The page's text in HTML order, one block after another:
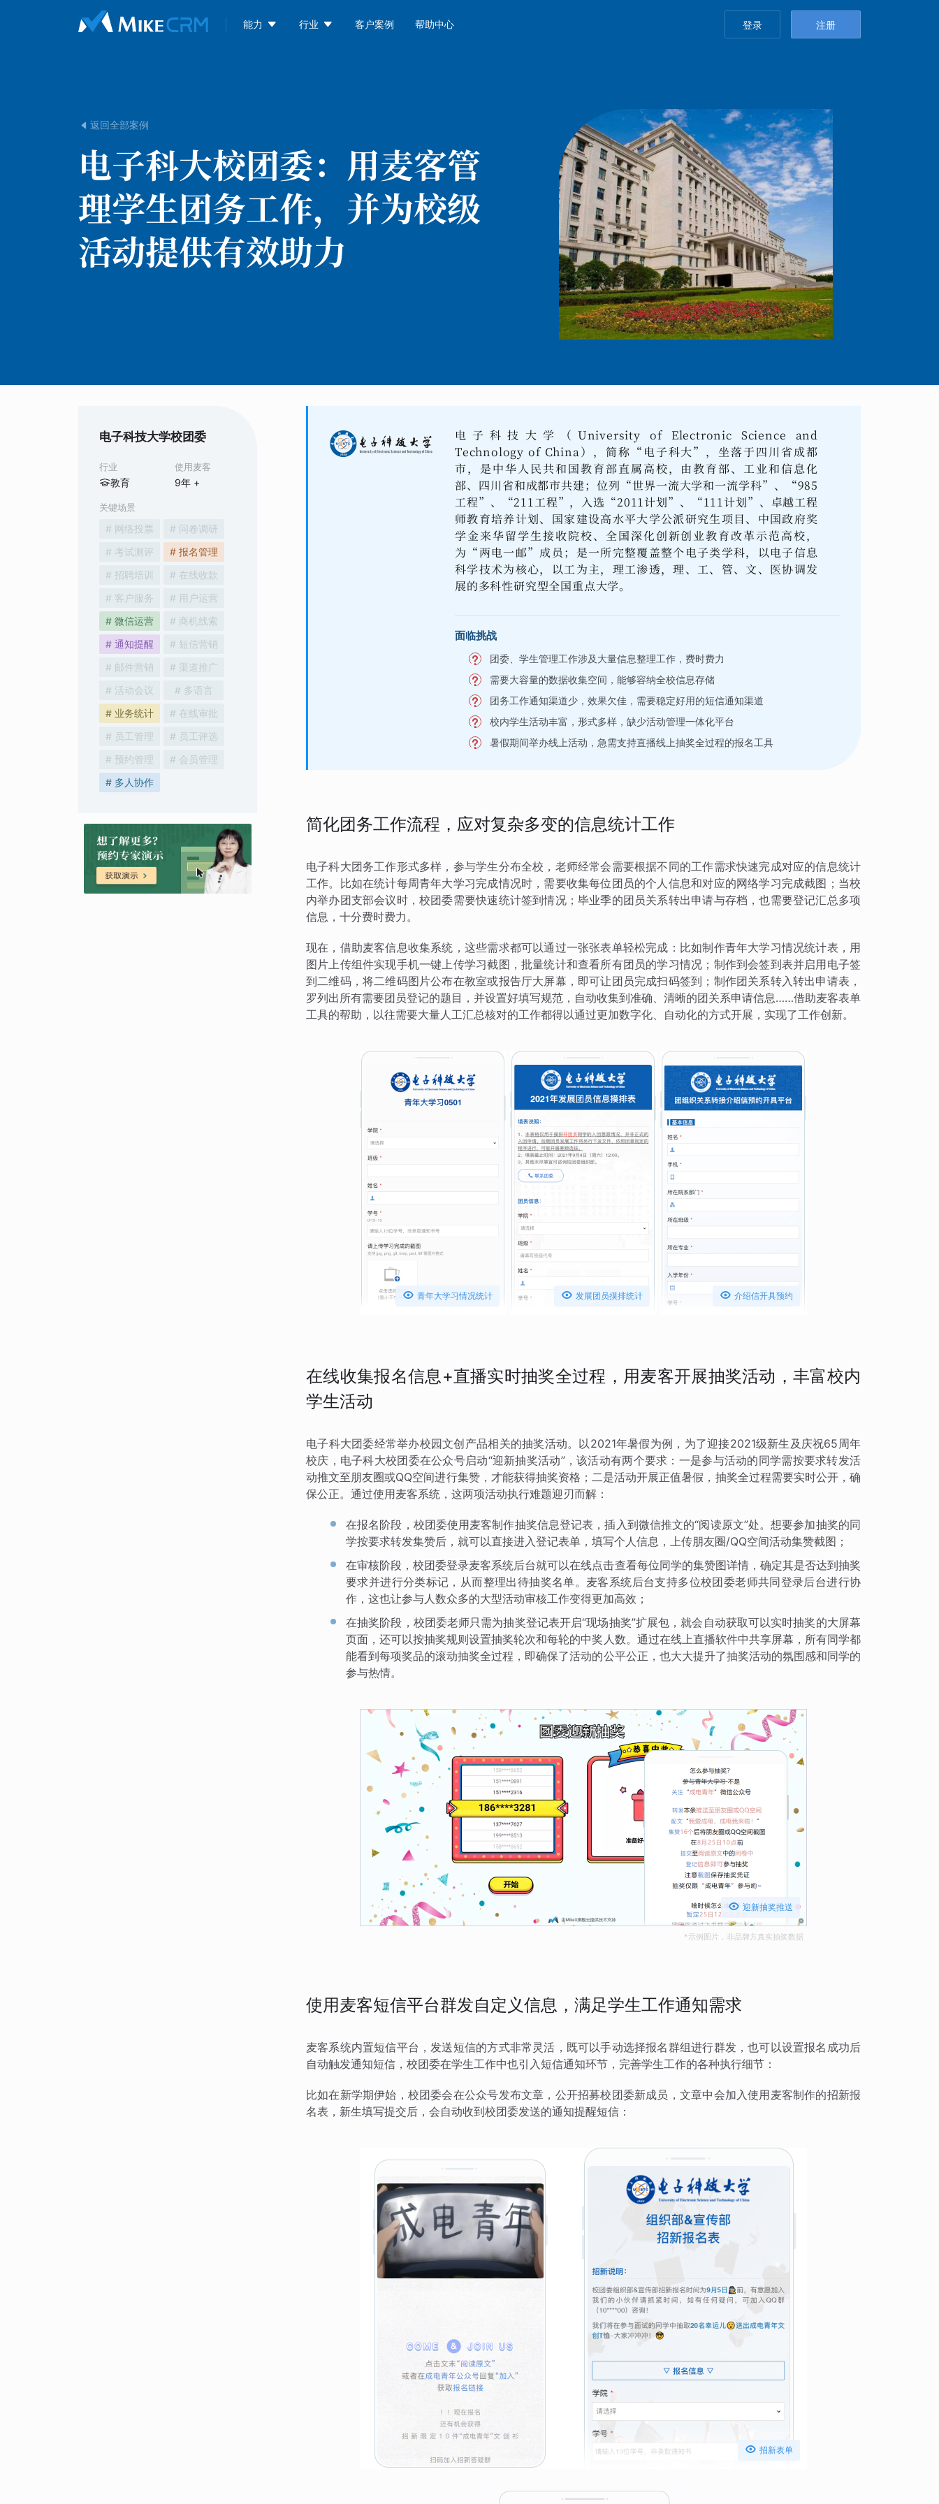
能力  行业  客户案例 帮助中心 登录 注册
 返回全部案例
电子科大校团委： 用麦客管
理学生团务工作，并为校级
活动提供有效助力
电子科技大学校团委
行业
教育
使用麦客
9年 +
关键场景
# 网络投票
# 问卷调研
# 考试测评
# 报名管理
# 招聘培训
# 在线收款
# 客户服务
# 用户运营
# 微信运营
# 商机线索
# 通知提醒
# 短信营销
# 邮件营销
# 渠道推广
# 活动会议
# 多语言
# 业务统计
# 在线审批
# 员工管理
# 员工评选
# 预约管理
# 会员管理
# 多人协作
电子科技大学（University of Electronic Science and
Technology of China），简称“电子科大”，坐落于四川省成都
市，是中华人民共和国教育部直属高校，由教育部、工业和信息化
部、四川省和成都市共建；位列“世界一流大学和一流学科”、“985
工程”、“211工程”，入选“2011计划”、“111计划”、卓越工程
师教育培养计划、国家建设高水平大学公派研究生项目、中国政府奖
学金来华留学生接收院校、全国深化创新创业教育改革示范高校，
为“两电一邮”成员；是一所完整覆盖整个电子类学科，以电子信息
科学技术为核心，以工为主，理工渗透，理、工、管、文、医协调发
展的多科性研究型全国重点大学。
面临挑战
团委、学生管理工作涉及大量信息整理工作，费时费力
需要大容量的数据收集空间，能够容纳全校信息存储
团务工作通知渠道少，效果欠佳，需要稳定好用的短信通知渠道
校内学生活动丰富，形式多样，缺少活动管理一体化平台
暑假期间举办线上活动，急需支持直播线上抽奖全过程的报名工具
简化团务工作流程，应对复杂多变的信息统计工作
电子科大团务工作形式多样，参与学生分布全校，老师经常会需要根据不同的工作需求快速完成对应的信息统计
工作。比如在统计每周青年大学习完成情况时，需要收集每位团员的个人信息和对应的网络学习完成截图；当校
内举办团支部会议时，校团委需要快速统计签到情况；毕业季的团员关系转出申请与存档，也需要登记汇总多项
信息，十分费时费力。
现在，借助麦客信息收集系统，这些需求都可以通过一张张表单轻松完成：比如制作青年大学习情况统计表，用
图片上传组件实现手机一键上传学习截图，批量统计和查看所有团员的学习情况；制作到会签到表并启用电子签
到二维码，将二维码图片公布在教室或报告厅大屏幕，即可让团员完成扫码签到；制作团关系转入转出申请表，
罗列出所有需要团员登记的题目，并设置好填写规范，自动收集到准确、清晰的团关系申请信息……借助麦客表单
工具的帮助，以往需要大量人工汇总核对的工作都得以通过更加数字化、自动化的方式开展，实现了工作创新。
 青年大学习情况统计  发展团员摸排统计  介绍信开具预约
在线收集报名信息+直播实时抽奖全过程，用麦客开展抽奖活动，丰富校内
学生活动
电子科大团委经常举办校园文创产品相关的抽奖活动。以2021年暑假为例，为了迎接2021级新生及庆祝65周年
校庆，电子科大校团委在公众号启动“迎新抽奖活动”，该活动有两个要求：一是参与活动的同学需按要求转发活
动推文至朋友圈或QQ空间进行集赞，才能获得抽奖资格；二是活动开展正值暑假，抽奖全过程需要实时公开，确
保公正。通过使用麦客系统，这两项活动执行难题迎刃而解：
在报名阶段，校团委使用麦客制作抽奖信息登记表，插入到微信推文的“阅读原文”处。想要参加抽奖的同
学按要求转发集赞后，就可以直接进入登记表单，填写个人信息，上传朋友圈/QQ空间活动集赞截图；
在审核阶段，校团委登录麦客系统后台就可以在线点击查看每位同学的集赞图详情，确定其是否达到抽奖
要求并进行分类标记，从而整理出待抽奖名单。麦客系统后台支持多位校团委老师共同登录后台进行协
作，这也让参与人数众多的大型活动审核工作变得更加高效；
在抽奖阶段，校团委老师只需为抽奖登记表开启“现场抽奖”扩展包，就会自动获取可以实时抽奖的大屏幕
页面，还可以按抽奖规则设置抽奖轮次和每轮的中奖人数。通过在线上直播软件中共享屏幕，所有同学都
能看到每项奖品的滚动抽奖全过程，即确保了活动的公平公正，也大大提升了抽奖活动的氛围感和同学的
参与热情。
 迎新抽奖推送
*示例图片，非品牌方真实抽奖数据
使用麦客短信平台群发自定义信息，满足学生工作通知需求
麦客系统内置短信平台，发送短信的方式非常灵活，既可以手动选择报名群组进行群发，也可以设置报名成功后
自动触发通知短信，校团委在学生工作中也引入短信通知环节，完善学生工作的各种执行细节：
比如在新学期伊始，校团委会在公众号发布文章，公开招募校团委新成员，文章中会加入使用麦客制作的招新报
名表，新生填写提交后，会自动收到校团委发送的通知提醒短信：
 招新表单